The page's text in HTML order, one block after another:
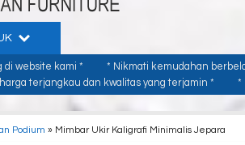
website kami * * Nikmati kemudahan
terjangkau dan kwalitas yang terjamin * *
Podium » Mimbar Ukir Kaligrafi Minimalis Jepara